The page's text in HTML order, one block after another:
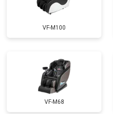
Ремонт сканера
Замена сетевого трансформатора
Ремонт микро-лифта
VF-M100
VF-M68